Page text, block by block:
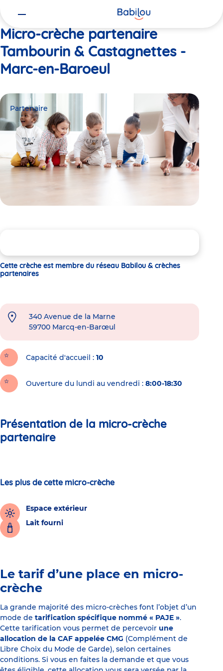
Micro-crèche partenaire
Tambourin & Castagnettes -
Marc-en-Baroeul
Partenaire
Cette crèche est membre du réseau Babilou & crèches
partenaires
340 Avenue de la Marne
59700 Marcq-en-Barœul
Capacité d'accueil 10
Ouverture du lundi au vendredi : 8:00-18:30
Présentation de la micro-crèche
partenaire
Les plus de cette micro-crèche
Espace extérieur
Lait fourni
Le tarif d’une place en micro-
crèche
La grande majorité des micro-crèches font l’objet d’un
mode de tarification spécifique nommé « PAJE ».
Cette tarification vous permet de percevoir une
allocation de la CAF appelée CMG (Complément de
Libre Choix du Mode de Garde), selon certaines
conditions. Si vous en faites la demande et que vous